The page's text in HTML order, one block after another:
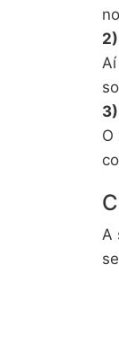
O
A